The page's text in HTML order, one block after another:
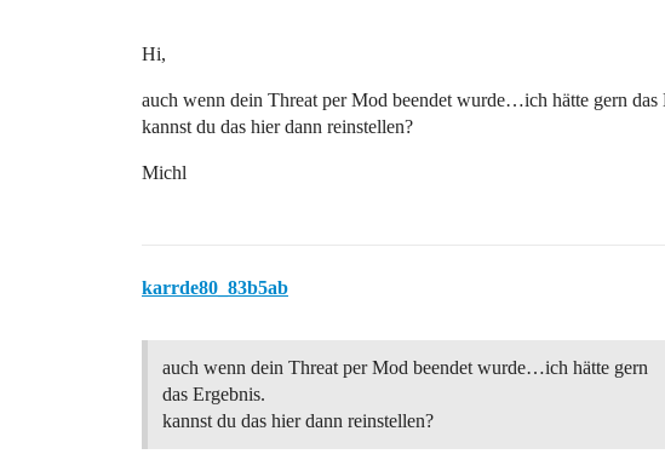
Hi,
auch wenn dein Threat per Mod beendet wurde…ich hätte gern das
kannst du das hier dann reinstellen?
Michl
karrde80_83b5ab
auch wenn dein Threat per Mod beendet wurde…ich hätte gern
das Ergebnis.
kannst du das hier dann reinstellen?